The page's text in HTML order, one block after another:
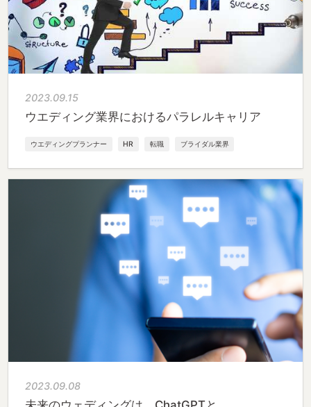
2023.09.15
ウエディング業界におけるパラレルキャリア
ウエディングプランナー HR 転職 ブライダル業界
2023.09.08